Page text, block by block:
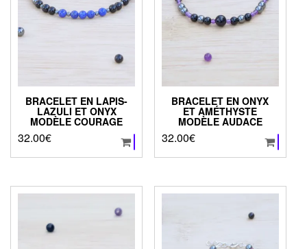
BRACELET EN LAPIS-
LAZULI ET ONYX
MODÈLE COURAGE
32.00€
BRACELET EN ONYX
ET AMÉTHYSTE
MODÈLE AUDACE
32.00€